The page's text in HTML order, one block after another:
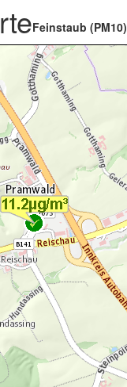
Feinstaub (PM10)